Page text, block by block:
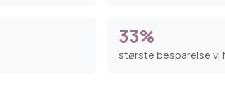
33%
største besparelse vi